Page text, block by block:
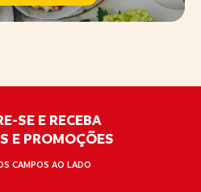
SE E RECEBA
E PROMOÇÕES
CAMPOS AO LADO